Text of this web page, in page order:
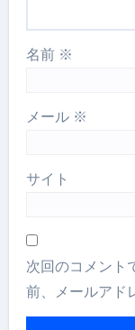
名前 ※
メール ※
サイト
次回のコメント
前、メールアド